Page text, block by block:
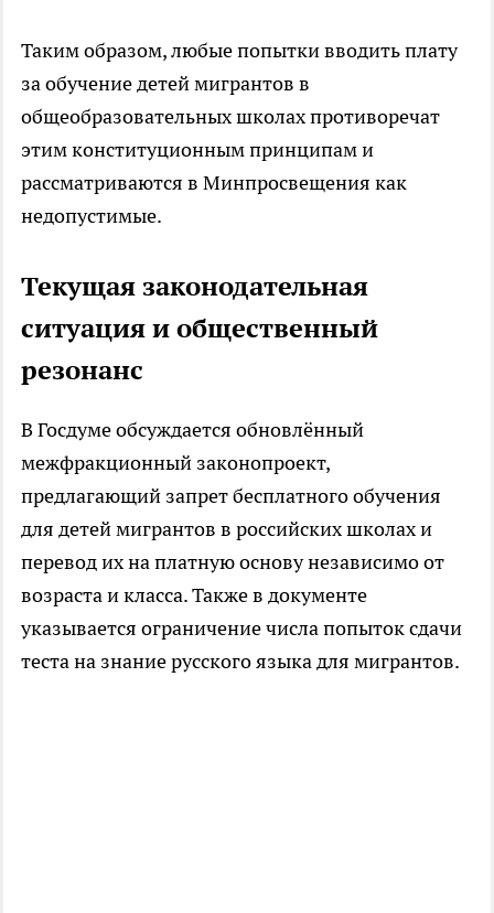
Таким образом, любые попытки вводить плату
за обучение детей мигрантов в
общеобразовательных школах противоречат
этим конституционным принципам и
рассматриваются в Минпросвещения как
недопустимые.
Текущая законодательная
ситуация и общественный
резонанс
В Госдуме обсуждается обновлённый
межфракционный законопроект,
предлагающий запрет бесплатного обучения
для детей мигрантов в российских школах и
перевод их на платную основу независимо от
возраста и класса. Также в документе
указывается ограничение числа попыток сдачи
теста на знание русского языка для мигрантов.